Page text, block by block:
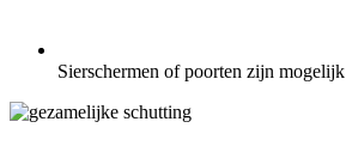
Sierschermen of poorten zijn mogelijk